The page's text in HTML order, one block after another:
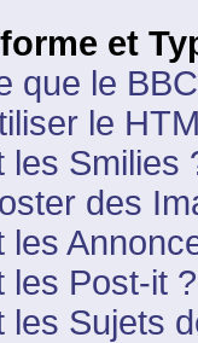
et
que le
le
les Smilies
des
les
les Post-it ?
les Sujets